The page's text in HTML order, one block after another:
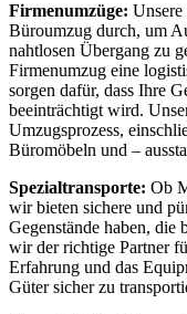
Firmenumzüge:
Büroumzug durch, um
nahtlosen Übergang zu
Firmenumzug eine
sorgen dafür, dass Ihre
beeinträchtigt wird.
Umzugsprozess,
Büromöbeln und –
Spezialtransporte: Ob
wir bieten sichere und
Gegenstände haben, die
wir der richtige Partner
Erfahrung und das
Güter sicher zu